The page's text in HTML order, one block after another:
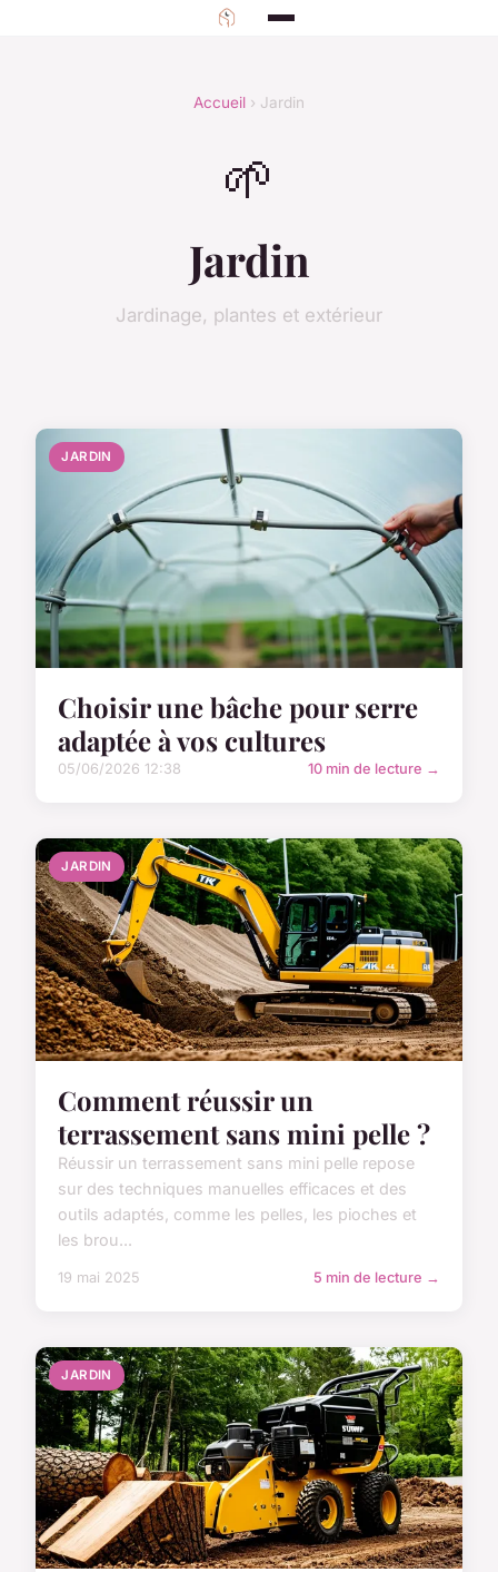
Accueil › Jardin
🌱
Jardin
Jardinage, plantes et extérieur
JARDIN
Choisir une bâche pour serre
adaptée à vos cultures
05/06/2026 12:38 10 min de lecture →
JARDIN
Comment réussir un
terrassement sans mini pelle ?
Réussir un terrassement sans mini pelle repose
sur des techniques manuelles efficaces et des
outils adaptés, comme les pelles, les pioches et
les brou...
19 mai 2025 5 min de lecture →
JARDIN